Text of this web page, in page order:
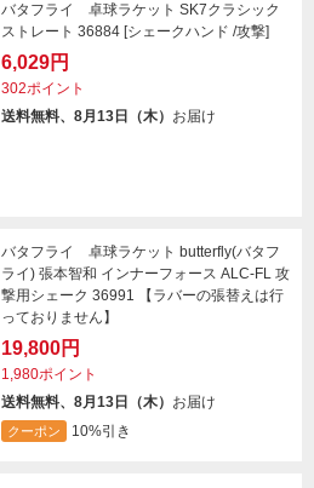
バタフライ 卓球ラケット SK7クラシック
ストレート 36884 [シェークハンド /攻撃]
6,029円
302ポイント
送料無料、8月13日（木） お届け
バタフライ 卓球ラケット butterfly(バタフ
ライ) 張本智和 インナーフォース ALC-FL 攻
撃用シェーク 36991 【ラバーの張替えは行
っておりません】
19,800円
1,980ポイント
送料無料、8月13日（木） お届け
クーポン 10%引き